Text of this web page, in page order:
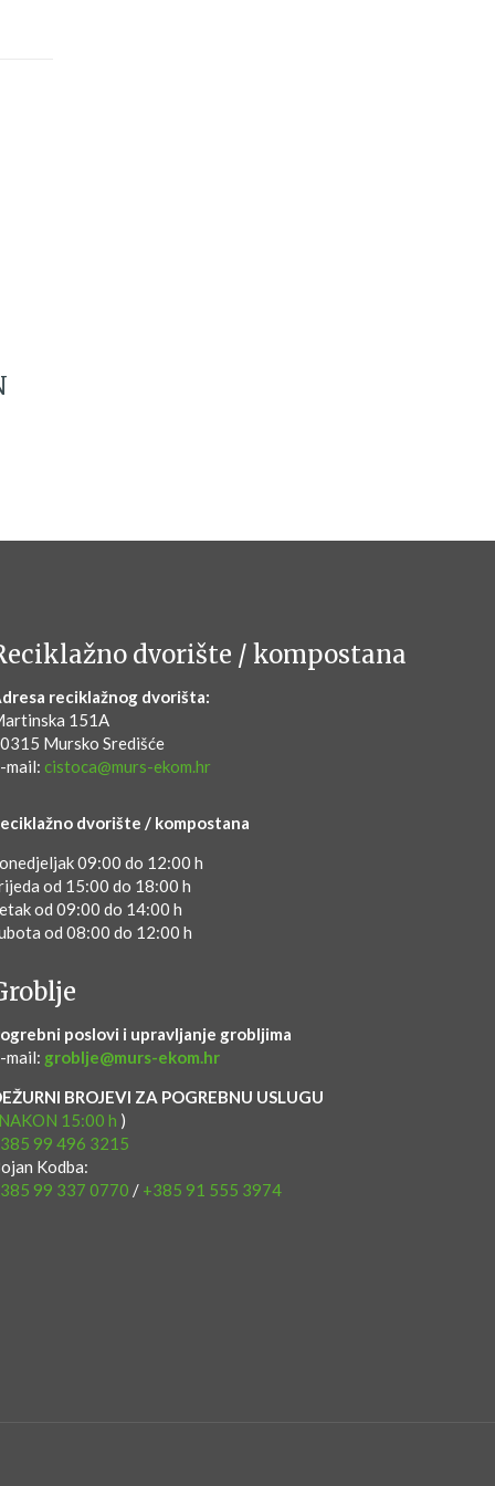
dvorište / kompostana
reciklažnog dvorišta:
151A
Mursko Središće
mail: cistoca@murs-ekom.hr
dvorište / kompostana
09:00 do 12:00 h
od 15:00 do 18:00 h
od 09:00 do 14:00 h
od 08:00 do 12:00 h
poslovi i upravljanje grobljima
mail: groblje@murs-ekom.hr
BROJEVI ZA POGREBNU USLUGU
NAKON 15:00 h )
99 496 3215
Kodba:
99 337 0770 / +385 91 555 3974